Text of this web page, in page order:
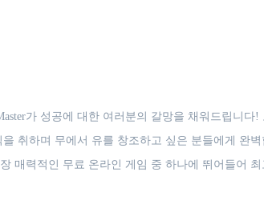
가 성공에 대한 여러분의 갈망을 채워드립니
취하며 무에서 유를 창조하고 싶은 분들에게 완
매력적인 무료 온라인 게임 중 하나에 뛰어들어